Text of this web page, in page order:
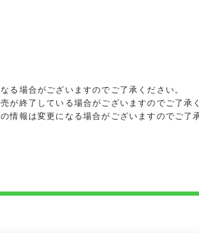
場合がございますのでご了承ください。
終了している場合がございますのでご了承
報は変更になる場合がございますのでご了